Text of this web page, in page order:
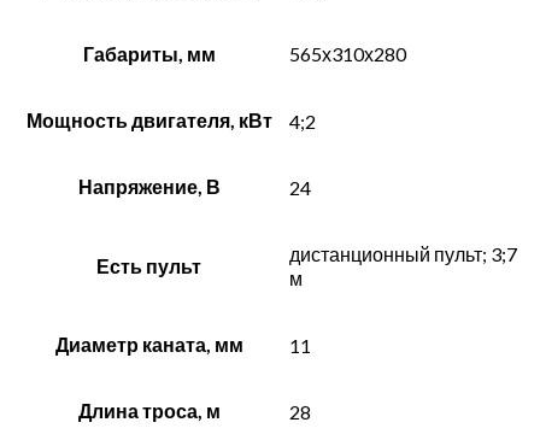
Габариты, мм 565х310х280
Мощность двигателя, кВт 4;2
Напряжение, В 24
Есть пульт
дистанционный пульт; 3;7
м
Диаметр каната, мм 11
Длина троса, м 28